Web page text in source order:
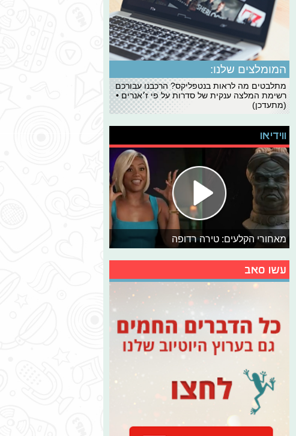
המומלצים שלנו:
מתלבטים מה לראות בנטפליקס? הרכבנו עבורכם
רשימת המלצה ענקית של סדרות על פי ז׳אנרים •
(מתעדכן)
ווידיאו
מאחורי הקלעים: טירה רדופה
עשו סאב